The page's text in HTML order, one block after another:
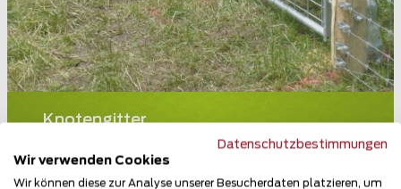
Knotengitter
Teilen
Datenschutzbestimmungen
Wir verwenden Cookies
Wir können diese zur Analyse unserer Besucherdaten platzieren, um